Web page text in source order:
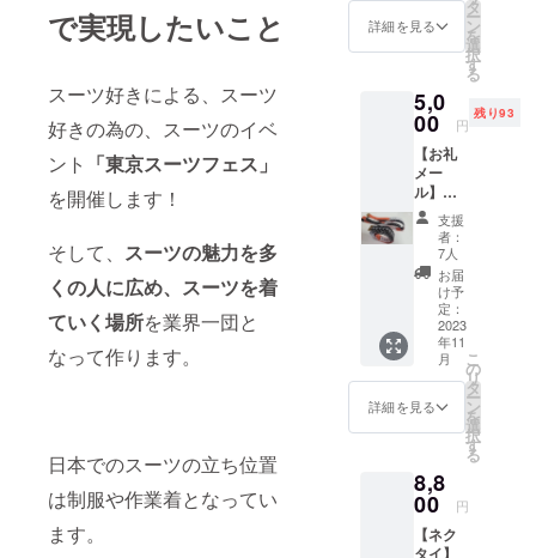
で実現したいこと
スーツ好きによる、スーツ
好きの為の、スーツのイベ
ント 「東京スーツフェス」
を開催します！
そして、 スーツの魅力を多
くの人に広め、スーツを着
ていく場所を業界一団と
なって作ります。
日本でのスーツの立ち位置
は制服や作業着となってい
ます。
ちらか
らご支
援をお
たしま
す。 正
直なと
ころ一
番助か
りま
す。 お
礼の
メール
をお送
りさせ
ていた
だきま
す。
※3000
円の枠
として
が、上
乗せ支
援にて
任意の
詳細を見る
タ
ー
ン
を
選
択
す
る
5,0
00 円
残り93
【お礼
メー
ル】
【JOSS
CAオリ
ジナル
メ
ジャー1
本】 こ
ちらは
全長
「160c
m」の
メ
ジャー
となっ
り、
フィッ
ター専
用とし
支援
者：
7人
お届
け予
定：
2023
年11
月
詳細を見る
こ
の
リ
タ
ー
ン
を
選
択
す
る
8,8
00 円
【ネク
タイ】